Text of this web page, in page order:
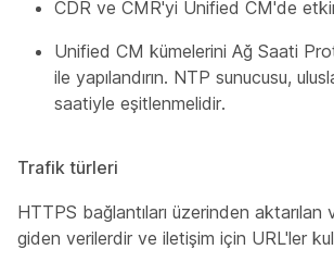
CDR ve CMR'yi Unified CM'de
Unified CM kümelerini Ağ Saati
ile yapılandırın. NTP sunucusu,
saatiyle eşitlenmelidir.
Trafik türleri
HTTPS bağlantıları üzerinden aktarılan
giden verilerdir ve iletişim için URL'ler